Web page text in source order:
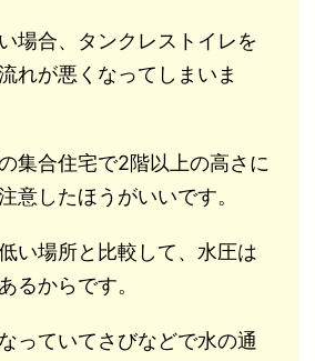
場合、タンクレストイレを
れが悪くなってしまいま
集合住宅で2階以上の高さに
意したほうがいいです。
い場所と比較して、水圧は
るからです。
っていてさびなどで水の通